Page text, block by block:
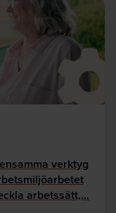
verktyg
arbetssätt,…